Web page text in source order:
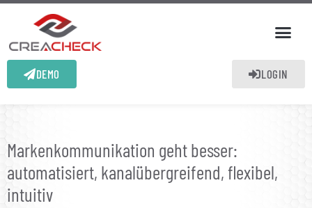
DEMO LOGIN
Markenkommunikation geht besser:
automatisiert, kanalübergreifend, flexibel,
intuitiv